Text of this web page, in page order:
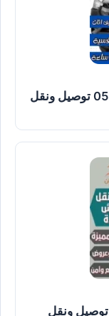
ونيت نقل عفش بالرياض 0550448020 توصيل ونقل
دباب نقل عفش بجدة 0553146298 توصيل ونقل